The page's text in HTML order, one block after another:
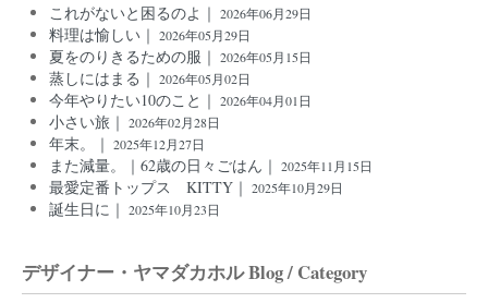
これがないと困るのよ｜ 2026年06月29日
料理は愉しい｜ 2026年05月29日
夏をのりきるための服｜ 2026年05月15日
蒸しにはまる｜ 2026年05月02日
今年やりたい10のこと｜ 2026年04月01日
小さい旅｜ 2026年02月28日
年末。｜ 2025年12月27日
また減量。｜62歳の日々ごはん｜ 2025年11月15日
最愛定番トップス KITTY｜ 2025年10月29日
誕生日に｜ 2025年10月23日
デザイナー・ヤマダカホル Blog / Category